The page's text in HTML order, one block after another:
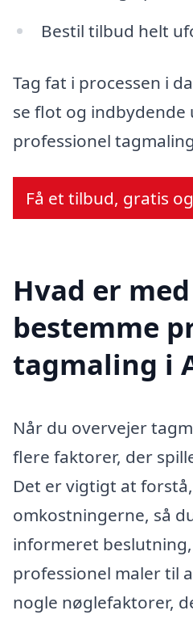
Bestil tilbud helt
Tag fat i processen i
se flot og indbydende
professionel
Få et tilbud, gratis
Hvad er
bestemme
tagmaling i
Når du overvejer
flere faktorer, der
Det er vigtigt at
omkostningerne, så
informeret
professionel maler til
nogle nøglefaktorer,